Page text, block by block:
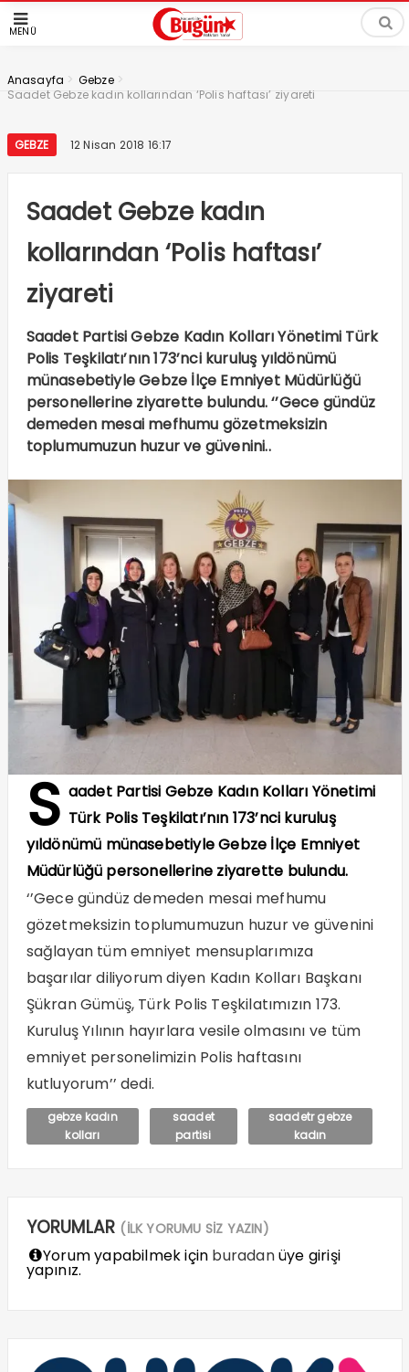
MENÜ
Anasayfa > Gebze >
Saadet Gebze kadın kollarından ‘Polis haftası’ ziyareti
GEBZE 12 Nisan 2018 16:17
Saadet Gebze kadın
kollarından ‘Polis haftası’
ziyareti
Saadet Partisi Gebze Kadın Kolları Yönetimi Türk
Polis Teşkilatı’nın 173’nci kuruluş yıldönümü
münasebetiyle Gebze İlçe Emniyet Müdürlüğü
personellerine ziyarette bulundu. ‘’Gece gündüz
demeden mesai mefhumu gözetmeksizin
toplumumuzun huzur ve güvenini..
S aadet Partisi Gebze Kadın Kolları Yönetimi
Türk Polis Teşkilatı’nın 173’nci kuruluş
yıldönümü münasebetiyle Gebze İlçe Emniyet
Müdürlüğü personellerine ziyarette bulundu.
‘’Gece gündüz demeden mesai mefhumu
gözetmeksizin toplumumuzun huzur ve güvenini
sağlayan tüm emniyet mensuplarımıza
başarılar diliyorum diyen Kadın Kolları Başkanı
Şükran Gümüş, Türk Polis Teşkilatımızın 173.
Kuruluş Yılının hayırlara vesile olmasını ve tüm
emniyet personelimizin Polis haftasını
kutluyorum’’ dedi.
gebze kadın
kolları
saadet
partisi
saadetr gebze
kadın
YORUMLAR (İLK YORUMU SİZ YAZIN)
Yorum yapabilmek için buradanüye girişi
yapınız.